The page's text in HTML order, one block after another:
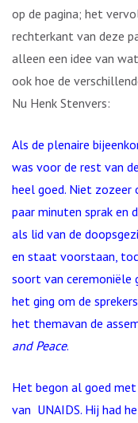
op de pagina; het
rechterkant van deze
alleen een idee van
ook hoe de
Nu Henk Stenvers:
Als de plenaire
was voor de rest van
heel goed. Niet zozeer
paar minuten sprak en
als lid van de
en staat voorstaan,
soort van ceremoniële
het ging om de
het themavan de
and Peace.
Het begon al goed
van UNAIDS. Hij had